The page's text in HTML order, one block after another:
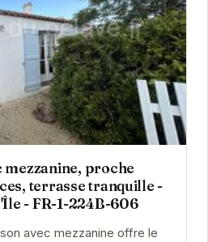
mezzanine, proche
terrasse tranquille -
- FR-1-224B-606
avec mezzanine offre le